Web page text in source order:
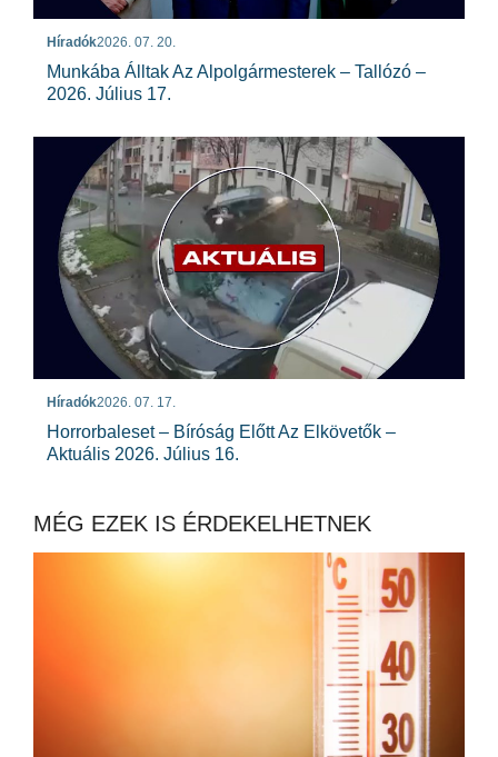
Híradók2026. 07. 20.
Munkába Álltak Az Alpolgármesterek – Tallózó –
2026. Július 17.
Híradók2026. 07. 17.
Horrorbaleset – Bíróság Előtt Az Elkövetők –
Aktuális 2026. Július 16.
MÉG EZEK IS ÉRDEKELHETNEK